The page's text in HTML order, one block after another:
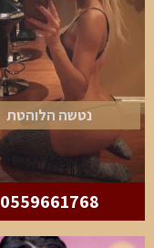
נטשה הלוהטת
0559661768